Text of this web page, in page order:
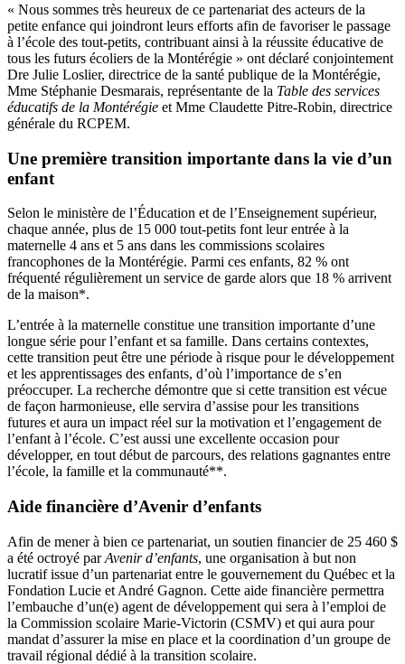
« Nous sommes très heureux de ce partenariat des acteurs de la
petite enfance qui joindront leurs efforts afin de favoriser le passage
à l’école des tout-petits, contribuant ainsi à la réussite éducative de
tous les futurs écoliers de la Montérégie » ont déclaré conjointement
Dre Julie Loslier, directrice de la santé publique de la Montérégie,
Mme Stéphanie Desmarais, représentante de la Table des services
éducatifs de la Montérégie et Mme Claudette Pitre-Robin, directrice
générale du RCPEM.
Une première transition importante dans la vie d’un
enfant
Selon le ministère de l’Éducation et de l’Enseignement supérieur,
chaque année, plus de 15 000 tout-petits font leur entrée à la
maternelle 4 ans et 5 ans dans les commissions scolaires
francophones de la Montérégie. Parmi ces enfants, 82 % ont
fréquenté régulièrement un service de garde alors que 18 % arrivent
de la maison*.
L’entrée à la maternelle constitue une transition importante d’une
longue série pour l’enfant et sa famille. Dans certains contextes,
cette transition peut être une période à risque pour le développement
et les apprentissages des enfants, d’où l’importance de s’en
préoccuper. La recherche démontre que si cette transition est vécue
de façon harmonieuse, elle servira d’assise pour les transitions
futures et aura un impact réel sur la motivation et l’engagement de
l’enfant à l’école. C’est aussi une excellente occasion pour
développer, en tout début de parcours, des relations gagnantes entre
l’école, la famille et la communauté**.
Aide financière d’Avenir d’enfants
Afin de mener à bien ce partenariat, un soutien financier de 25 460 $
a été octroyé parAvenir d’enfants, une organisation à but non
lucratif issue d’un partenariat entre le gouvernement du Québec et la
Fondation Lucie et André Gagnon. Cette aide financière permettra
l’embauche d’un(e) agent de développement qui sera à l’emploi de
la Commission scolaire Marie-Victorin (CSMV) et qui aura pour
mandat d’assurer la mise en place et la coordination d’un groupe de
travail régional dédié à la transition scolaire.